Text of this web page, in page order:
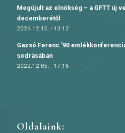
Megújult az elnökség – a GFTT új
decemberétől
2024.12.10. - 13:12
Gazsó Ferenc ’90
sodrásában
2022.12.05. - 17:16
Oldalaink: